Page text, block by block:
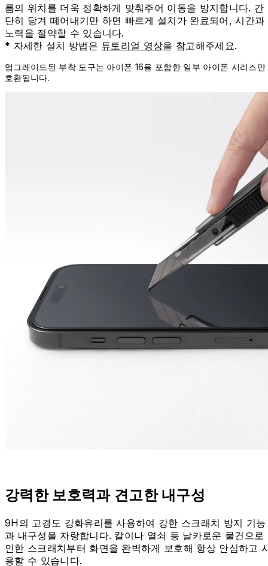
름의 위치를 더욱 정확하게 맞춰주어 이동을 방지합니다. 간
단히 당겨 떼어내기만 하면 빠르게 설치가 완료되어, 시간과
노력을 절약할 수 있습니다.
* 자세한 설치 방법은 튜토리얼 영상을 참고해주세요.
업그레이드된 부착 도구는 아이폰 16을 포함한 일부 아이폰 시리즈만
호환됩니다.
강력한 보호력과 견고한 내구성
9H의 고경도 강화유리를 사용하여 강한 스크래치 방지 기능
과 내구성을 자랑합니다. 칼이나 열쇠 등 날카로운 물건으로
인한 스크래치부터 화면을 완벽하게 보호해 항상 안심하고
용할 수 있습니다.